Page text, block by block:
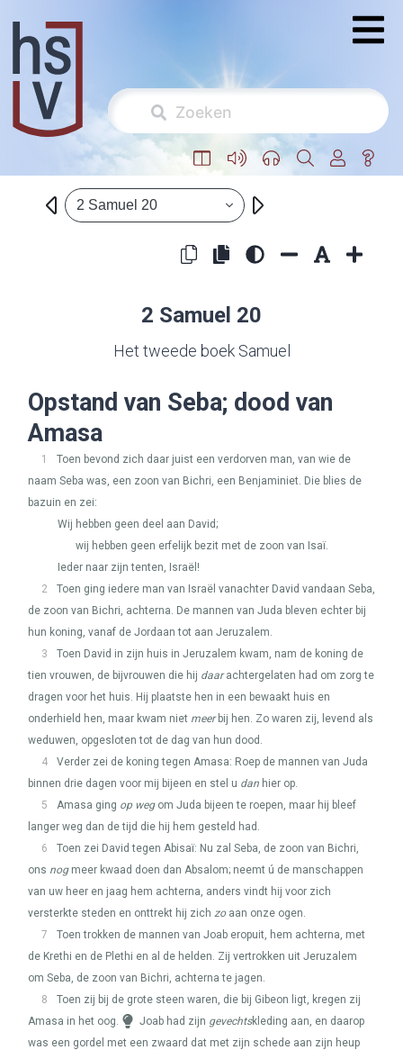
2 Samuel 20
2 Samuel 20
Het tweede boek Samuel
Opstand van Seba; dood van
Amasa
1
Toen bevond zich daar juist een verdorven man, van wie de
naam Seba was, een zoon van Bichri, een Benjaminiet. Die blies de
bazuin en zei:
Wij hebben geen deel aan David;
wij hebben geen erfelijk bezit met de zoon van Isaï.
Ieder naar zijn tenten, Israël!
2
Toen ging iedere man van Israël vanachter David vandaan Seba,
de zoon van Bichri, achterna. De mannen van Juda bleven echter bij
hun koning, vanaf de Jordaan tot aan Jeruzalem.
3
Toen David in zijn huis in Jeruzalem kwam, nam de koning de
tien vrouwen, de bijvrouwen die hij daarachtergelaten had om zorg te
dragen voor het huis. Hij plaatste hen in een bewaakt huis en
onderhield hen, maar kwam niet meerbij hen. Zo waren zij, levend als
weduwen, opgesloten tot de dag van hun dood.
4
Verder zei de koning tegen Amasa: Roep de mannen van Juda
binnen drie dagen voor mij bijeen en stel u dan hier op.
5
Amasa ging op wegom Juda bijeen te roepen, maar hij bleef
langer weg dan de tijd die hij hem gesteld had.
6
Toen zei David tegen Abisaï: Nu zal Seba, de zoon van Bichri,
ons nogmeer kwaad doen dan Absalom; neemt ú de manschappen
van uw heer en jaag hem achterna, anders vindt hij voor zich
versterkte steden en onttrekt hij zich zoaan onze ogen.
7
Toen trokken de mannen van Joab eropuit, hem achterna, met
de Krethi en de Plethi en al de helden. Zij vertrokken uit Jeruzalem
om Seba, de zoon van Bichri, achterna te jagen.
8
Toen zij bij de grote steen waren, die bij Gibeon ligt, kregen zij
Amasa in het oog.
Joab had zijn gevechtskleding aan, en daarop
was een gordel met een zwaard dat met zijn schede aan zijn heup